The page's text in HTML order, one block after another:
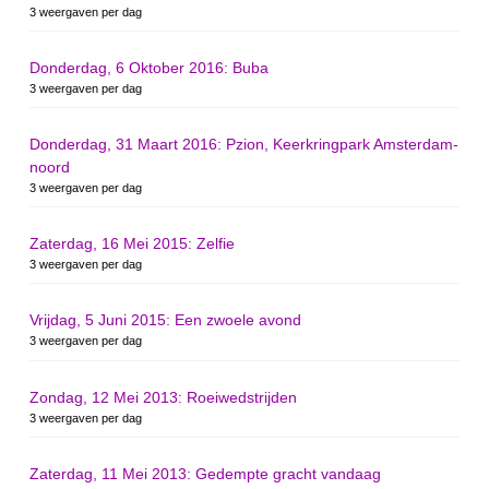
3 weergaven per dag
Donderdag, 6 Oktober 2016: Buba
3 weergaven per dag
Donderdag, 31 Maart 2016: Pzion, Keerkringpark Amsterdam-
noord
3 weergaven per dag
Zaterdag, 16 Mei 2015: Zelfie
3 weergaven per dag
Vrijdag, 5 Juni 2015: Een zwoele avond
3 weergaven per dag
Zondag, 12 Mei 2013: Roeiwedstrijden
3 weergaven per dag
Zaterdag, 11 Mei 2013: Gedempte gracht vandaag